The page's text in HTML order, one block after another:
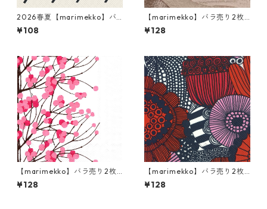
2026春夏【marimekko】バ
ラ売り2枚 カクテルサイズ ペ
ーパーナプキン Ilo クリーム
¥108
【marimekko】バラ売り2枚
ランチサイズ ペーパーナプキ
ン JOIKU クリームxブルー
¥128
【marimekko】バラ売り2枚
ランチサイズ ペーパーナプキ
ン LUMIMARJA ホワイト×ピ
¥128
【marimekko】バラ売り2枚
ランチサイズ ペーパーナプキ
ン SIIRTOLAPUUTARHA ブル
¥128